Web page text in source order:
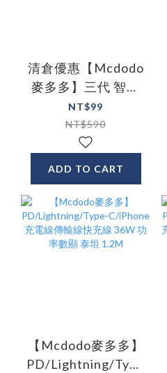
清倉優惠【Mcdodo
麥多多】三代 智能
斷電 安卓Micro充電
線 QC3.0 補電 傳輸
線 智者系列 150cm
NT$99
NT$590
ADD TO CART
【Mcdodo麥多多】
PD/Lightning/Type-